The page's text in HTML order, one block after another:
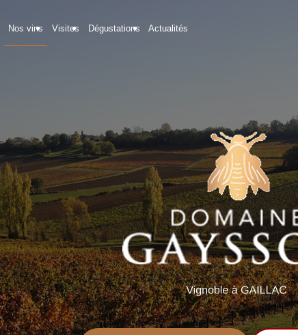
Nos vins Visites Dégustations Actualités